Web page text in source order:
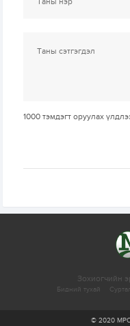
1000 тэмдэгт оруулах
Зохиогчийн
Бидний тухай
© 2020